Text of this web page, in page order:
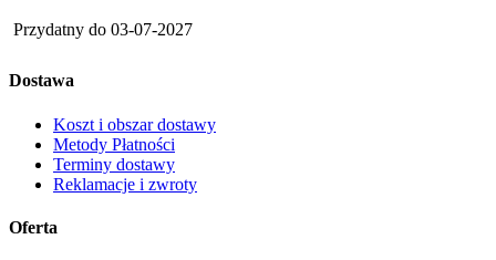
Przydatny do 03-07-2027
Dostawa
Koszt i obszar dostawy
Metody Płatności
Terminy dostawy
Reklamacje i zwroty
Oferta